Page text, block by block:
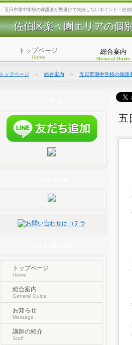
五日市南中学校の保護者が塾選びで失敗しないポイント - 佐
佐伯区楽々園エリアの個
トップページ
Home
総合案内
General Guide
トップページ ＞ 総合案内 ＞ 五日市南中学校の保護
五
トップページ
Home
総合案内
General Guide
お知らせ
Message
講師の紹介
Staff